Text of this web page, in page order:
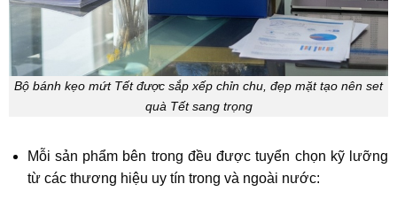
Bộ bánh kẹo mứt Tết được sắp xếp chỉn chu, đẹp mặt tạo nên set
quà Tết sang trọng
Mỗi sản phẩm bên trong đều được tuyển chọn kỹ lưỡng
từ các thương hiệu uy tín trong và ngoài nước: